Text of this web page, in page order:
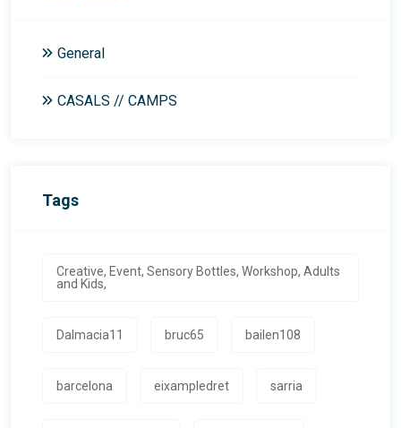
General
CASALS // CAMPS
Tags
Creative, Event, Sensory Bottles, Workshop, Adults
and Kids,
Dalmacia11 bruc65 bailen108
barcelona eixampledret sarria